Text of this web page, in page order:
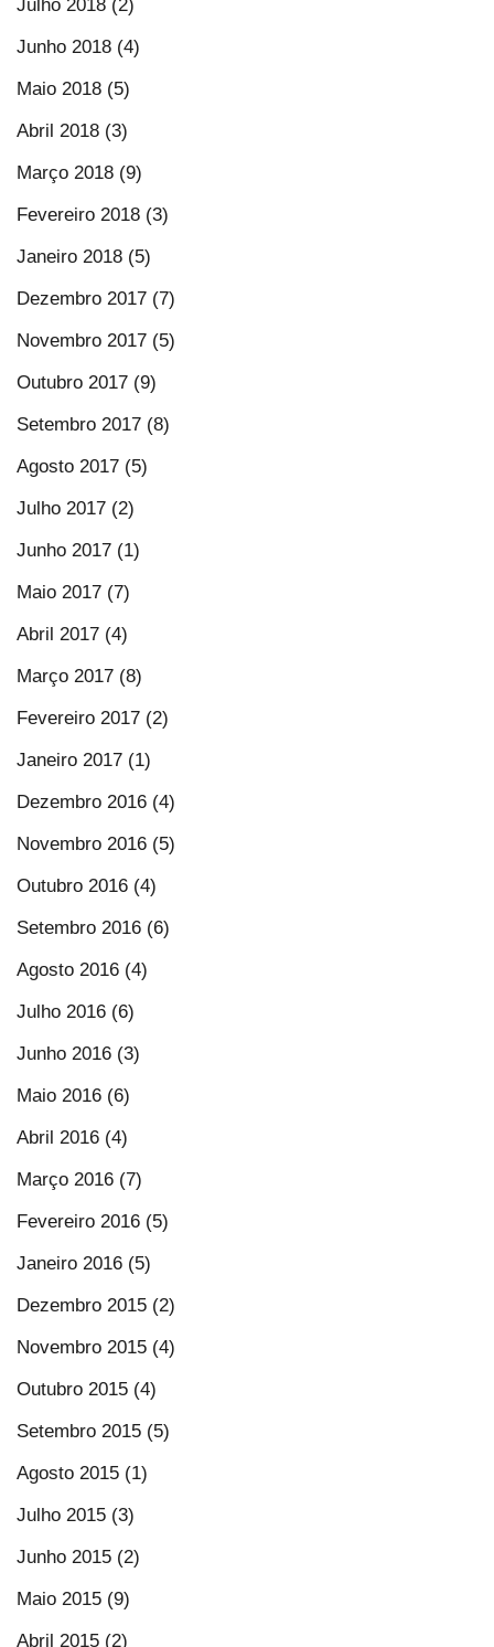
Julho 2018 (2)
Junho 2018 (4)
Maio 2018 (5)
Abril 2018 (3)
Março 2018 (9)
Fevereiro 2018 (3)
Janeiro 2018 (5)
Dezembro 2017 (7)
Novembro 2017 (5)
Outubro 2017 (9)
Setembro 2017 (8)
Agosto 2017 (5)
Julho 2017 (2)
Junho 2017 (1)
Maio 2017 (7)
Abril 2017 (4)
Março 2017 (8)
Fevereiro 2017 (2)
Janeiro 2017 (1)
Dezembro 2016 (4)
Novembro 2016 (5)
Outubro 2016 (4)
Setembro 2016 (6)
Agosto 2016 (4)
Julho 2016 (6)
Junho 2016 (3)
Maio 2016 (6)
Abril 2016 (4)
Março 2016 (7)
Fevereiro 2016 (5)
Janeiro 2016 (5)
Dezembro 2015 (2)
Novembro 2015 (4)
Outubro 2015 (4)
Setembro 2015 (5)
Agosto 2015 (1)
Julho 2015 (3)
Junho 2015 (2)
Maio 2015 (9)
Abril 2015 (2)